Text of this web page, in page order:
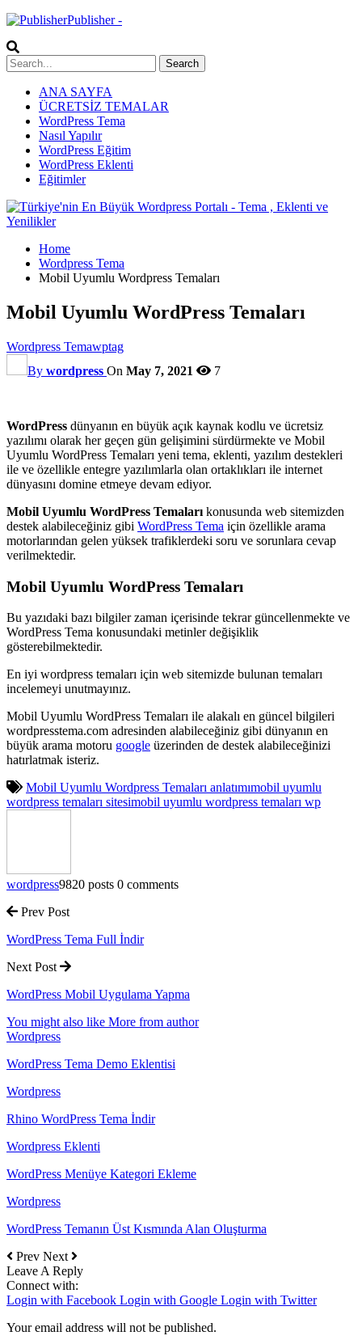
Publisher -
ANA SAYFA
ÜCRETSİZ TEMALAR
WordPress Tema
Nasıl Yapılır
WordPress Eğitim
WordPress Eklenti
Eğitimler
Home
Wordpress Tema
Mobil Uyumlu Wordpress Temaları
Mobil Uyumlu WordPress Temaları
Wordpress Temawptag
By wordpress On May 7, 2021 7
WordPress dünyanın en büyük açık kaynak kodlu ve ücretsiz
yazılımı olarak her geçen gün gelişimini sürdürmekte ve Mobil
Uyumlu WordPress Temaları yeni tema, eklenti, yazılım destekleri
ile ve özellikle entegre yazılımlarla olan ortaklıkları ile internet
dünyasını domine etmeye devam ediyor.
Mobil Uyumlu WordPress Temaları konusunda web sitemizden
destek alabileceğiniz gibi WordPress Tema için özellikle arama
motorlarından gelen yüksek trafiklerdeki soru ve sorunlara cevap
verilmektedir.
Mobil Uyumlu WordPress Temaları
Bu yazıdaki bazı bilgiler zaman içerisinde tekrar güncellenmekte ve
WordPress Tema konusundaki metinler değişiklik
gösterebilmektedir.
En iyi wordpress temaları için web sitemizde bulunan temaları
incelemeyi unutmayınız.
Mobil Uyumlu WordPress Temaları ile alakalı en güncel bilgileri
wordpresstema.com adresinden alabileceğiniz gibi dünyanın en
büyük arama motoru google üzerinden de destek alabileceğinizi
hatırlatmak isteriz.
Mobil Uyumlu Wordpress Temaları anlatımımobil uyumlu
wordpress temaları sitesimobil uyumlu wordpress temaları wp
wordpress9820 posts 0 comments
Prev Post
WordPress Tema Full İndir
Next Post
WordPress Mobil Uygulama Yapma
You might also like More from author
Wordpress
WordPress Tema Demo Eklentisi
Wordpress
Rhino WordPress Tema İndir
Wordpress Eklenti
WordPress Menüye Kategori Ekleme
Wordpress
WordPress Temanın Üst Kısmında Alan Oluşturma
Prev Next
Leave A Reply
Connect with:
Login with Facebook Login with Google Login with Twitter
Your email address will not be published.